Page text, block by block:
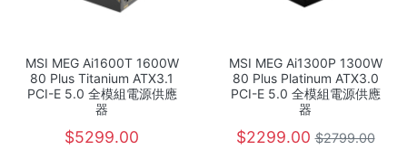
MSI MEG Ai1600T 1600W
80 Plus Titanium ATX3.1
PCI-E 5.0 全模組電源供應
器
$5299.00
MSI MEG Ai1300P 1300W
80 Plus Platinum ATX3.0
PCI-E 5.0 全模組電源供應
器
$2299.00 $2799.00